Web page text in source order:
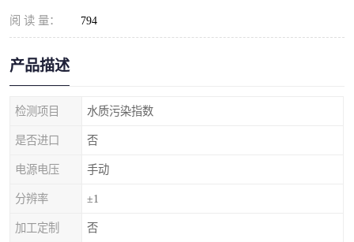
阅 读 量： 794
产品描述
检测项目 水质污染指数
是否进口 否
电源电压 手动
分辨率 ±1
加工定制 否